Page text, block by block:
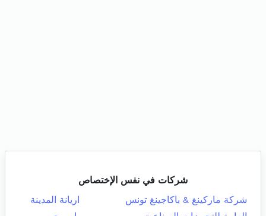
شركات في نفس الإختصاص
شركة ماركينغ & باكاجينغ تونس
اريانة المدينة